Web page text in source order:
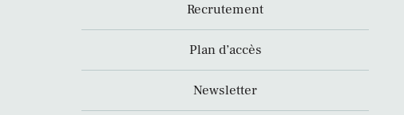
Recrutement
Plan d’accès
Newsletter